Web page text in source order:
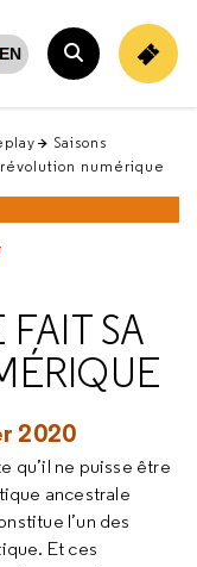
EN
Rechercher
Saisons
numérique
SA
2020
qu’il ne puisse être
ancestrale
l’un des
Et ces